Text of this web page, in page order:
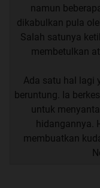
namun
dikabulkan pula
Salah satunya
membetulkan
Ada satu hal lagi
beruntung. Ia
untuk
hidangannya.
membuatkan